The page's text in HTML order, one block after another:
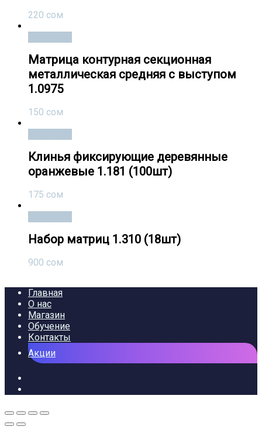
220 сом
Матрица контурная секционная
металлическая средняя с выступом
1.0975
150 сом
Клинья фиксирующие деревянные
оранжевые 1.181 (100шт)
175 сом
Набор матриц 1.310 (18шт)
900 сом
Главная
О нас
Магазин
Обучение
Контакты
Акции